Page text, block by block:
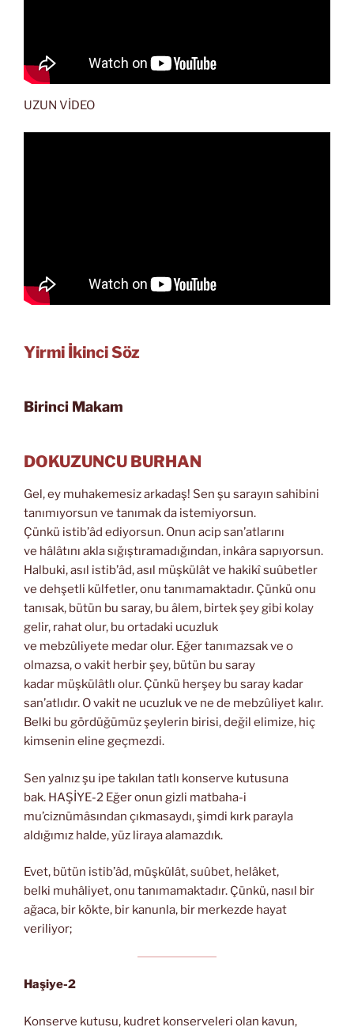
UZUN VİDEO
Yirmi İkinci Söz
Birinci Makam
DOKUZUNCU BURHAN
Gel, ey muhakemesiz arkadaş! Sen şu sarayın sahibini
tanımıyorsun ve tanımak da istemiyorsun.
Çünkü istib’âd ediyorsun. Onun acip san’atlarını
ve hâlâtını akla sığıştıramadığından, inkâra sapıyorsun.
Halbuki, asıl istib’âd, asıl müşkülât ve hakikî suûbetler
ve dehşetli külfetler, onu tanımamaktadır. Çünkü onu
tanısak, bütün bu saray, bu âlem, birtek şey gibi kolay
gelir, rahat olur, bu ortadaki ucuzluk
ve mebzûliyete medar olur. Eğer tanımazsak ve o
olmazsa, o vakit herbir şey, bütün bu saray
kadar müşkülâtlı olur. Çünkü herşey bu saray kadar
san’atlıdır. O vakit ne ucuzluk ve ne de mebzûliyet kalır.
Belki bu gördüğümüz şeylerin birisi, değil elimize, hiç
kimsenin eline geçmezdi.
Sen yalnız şu ipe takılan tatlı konserve kutusuna
bak. HAŞİYE-2 Eğer onun gizli matbaha-i
mu’ciznümâsından çıkmasaydı, şimdi kırk parayla
aldığımız halde, yüz liraya alamazdık.
Evet, bütün istib’âd, müşkülât, suûbet, helâket,
belki muhâliyet, onu tanımamaktadır. Çünkü, nasıl bir
ağaca, bir kökte, bir kanunla, bir merkezde hayat
veriliyor;
Haşiye-2
Konserve kutusu, kudret konserveleri olan kavun,